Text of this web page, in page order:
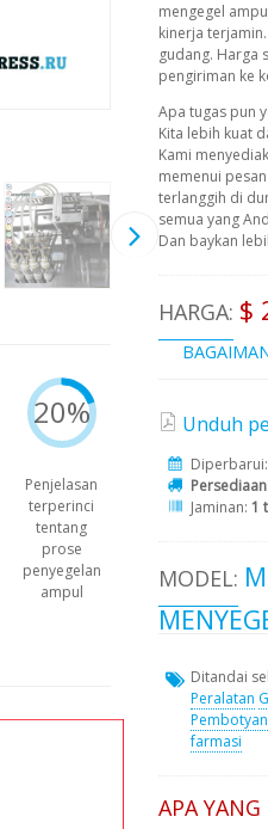
20%
Penjelasan
terperinci
tentang
prose
penyegelan
ampul
mengegel
kinerja
gudang. Harga
pengiriman ke
Apa tugas pun
Kita lebih kuat
Kami
memenui
terlanggih di
semua yang
Dan baykan
HARGA: $
Unduh
Diperbarui:
Persediaan
Jaminan: 1
MODEL:
Ditandai
Peralatan
Pembotyan
farmasi
APA